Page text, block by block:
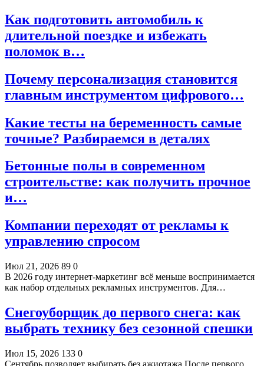
Как подготовить автомобиль к
длительной поездке и избежать
поломок в…
Почему персонализация становится
главным инструментом цифрового…
Какие тесты на беременность самые
точные? Разбираемся в деталях
Бетонные полы в современном
строительстве: как получить прочное
и…
Компании переходят от рекламы к
управлению спросом
Июл 21, 2026 89 0
В 2026 году интернет-маркетинг всё меньше воспринимается
как набор отдельных рекламных инструментов. Для…
Снегоуборщик до первого снега: как
выбрать технику без сезонной спешки
Июл 15, 2026 133 0
Сентябрь позволяет выбирать без ажиотажа После первого